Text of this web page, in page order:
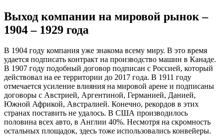
Выход компании на мировой рынок –
1904 – 1929 года
В 1904 году компания уже знакома всему миру. В это время
удается подписать контракт на производство машин в Канаде.
В 1907 году подобный договор подписан с Россией, который
действовал на ее территории до 2017 года. В 1911 году
отмечается усиление влияния на мировой арене и подписаны
договоры с Австрией, Аргентиной, Германией, Данией,
Южной Африкой, Австралией. Конечно, рекордов в этих
странах поставить не удалось. В США производилось
половина всех авто, в Англии 40%. Несмотря на скромность
остальных площадок, здесь тоже использовались конвейеры.